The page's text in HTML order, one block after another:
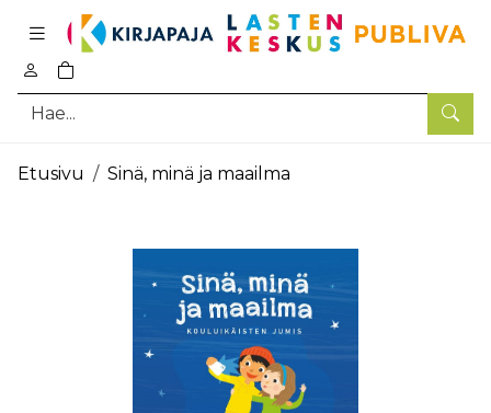
Hae
0
tuotetta ostoskorissa
Pääsisältö
Etusivu Sinä, minä ja maailma